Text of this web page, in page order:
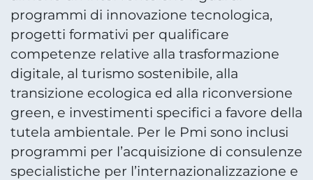
programmi di innovazione tecnologica,
progetti formativi per qualificare
competenze relative alla trasformazione
digitale, al turismo sostenibile, alla
transizione ecologica ed alla riconversione
green, e investimenti specifici a favore della
tutela ambientale. Per le Pmi sono inclusi
programmi per l’acquisizione di consulenze
specialistiche per l’internazionalizzazione e